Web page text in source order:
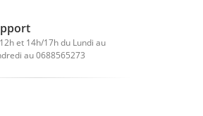
et 14h/17h du Lundi au
au 0688565273